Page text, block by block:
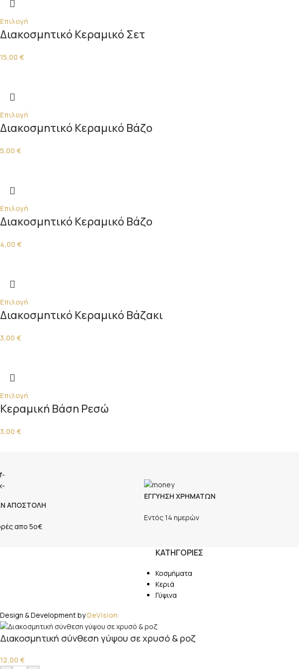
Επιλογή
Διακοσμητικό Κεραμικό Σετ
15,00 €
Επιλογή
Διακοσμητικό Κεραμικό Βάζο
5,00 €
Επιλογή
Διακοσμητικό Κεραμικό Βάζο
4,00 €
Επιλογή
Διακοσμητικό Κεραμικό Βάζακι
3,00 €
Επιλογή
Κεραμική Βάση Ρεσώ
3,00 €
ΑΠΟΣΤΟΛΗ
απο 5ο€
ΕΓΓΥΗΣΗ ΧΡΗΜΑΤΩΝ
Εντός 14 ημερών
ΚΑΤΗΓΟΡΙΕΣ
Κοσμήματα
Κεριά
Γύψινα
Design & Development byDeVision
Διακοσμητική σύνθεση γύψου σε χρυσό & ροζ
12,00 €